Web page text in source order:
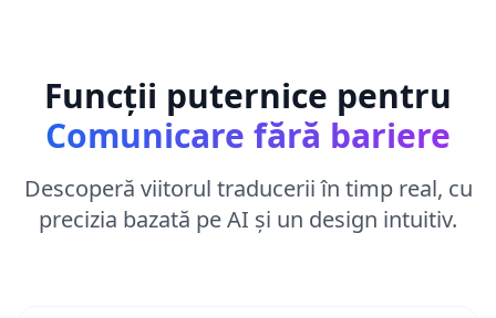
Funcții puternice pentru
Comunicare fără bariere
Descoperă viitorul traducerii în timp real, cu
precizia bazată pe AI și un design intuitiv.